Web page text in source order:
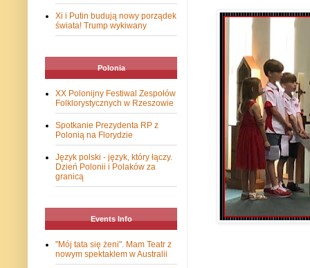
Xi i Putin budują nowy porządek
świata! Trump wykiwany
Polonia
XX Polonijny Festiwal Zespołów
Folklorystycznych w Rzeszowie
Spotkanie Prezydenta RP z
Polonią na Florydzie
Język polski - język, który łączy.
Dzień Polonii i Polaków za
granicą
Events Info
"Mój tata się żeni". Mam Teatr z
nowym spektaklem w Australii